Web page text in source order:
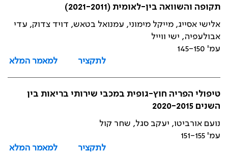
תקופה והשוואה בין-לאומית (2021-2011)
אלישי אסייג, מייקל מימוני, עמנואל בטאש, דויד צדוק, עדי
אבולעפיה, ישי ווייל
עמ' 145-150
לתקציר
למאמר המלא
טיפולי הפריה חוץ-גופית במכבי שירותי בריאות בין
השנים 2020-2015
נועם אורביטו, יעקב סגל, שחר קול
עמ' 151-155
לתקציר
למאמר המלא